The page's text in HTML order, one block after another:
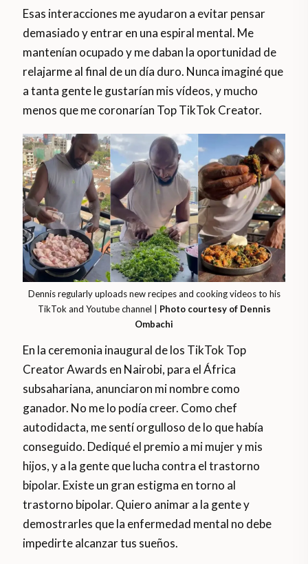
Esas interacciones me ayudaron a evitar pensar
demasiado y entrar en una espiral mental. Me
mantenían ocupado y me daban la oportunidad de
relajarme al final de un día duro. Nunca imaginé que
a tanta gente le gustarían mis vídeos, y mucho
menos que me coronarían Top TikTok Creator.
Dennis regularly uploads new recipes and cooking videos to his
TikTok and Youtube channel | Photo courtesy of Dennis
Ombachi
En la ceremonia inaugural de los TikTok Top
Creator Awards en Nairobi, para el África
subsahariana, anunciaron mi nombre como
ganador. No me lo podía creer. Como chef
autodidacta, me sentí orgulloso de lo que había
conseguido. Dediqué el premio a mi mujer y mis
hijos, y a la gente que lucha contra el trastorno
bipolar. Existe un gran estigma en torno al
trastorno bipolar. Quiero animar a la gente y
demostrarles que la enfermedad mental no debe
impedirte alcanzar tus sueños.